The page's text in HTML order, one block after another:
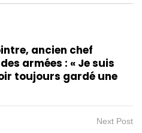
ancien chef
armées : « Je suis
toujours gardé une
Next Post